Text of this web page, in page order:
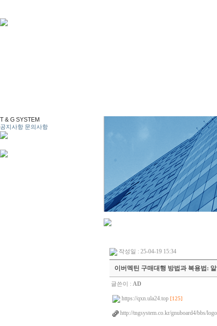
T & G SYSTEM
공지사항 문의사항
작성일 : 25-04-19 15:34
이버멕틴 구매대행 방법과 복용법:
글쓴이 : AD
https://qxn.ula24.top [125]
http://tngsystem.co.kr/gnuboard4/bbs/